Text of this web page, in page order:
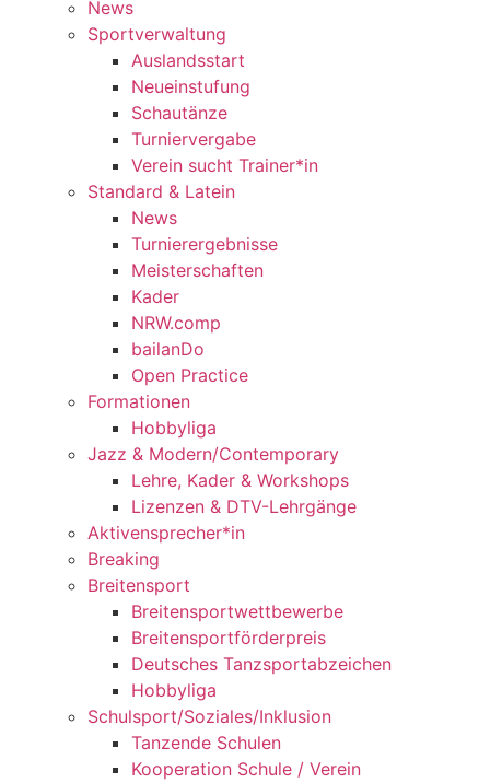
News
Sportverwaltung
Auslandsstart
Neueinstufung
Schautänze
Turniervergabe
Verein sucht Trainer*in
Standard & Latein
News
Turnierergebnisse
Meisterschaften
Kader
NRW.comp
bailanDo
Open Practice
Formationen
Hobbyliga
Jazz & Modern/Contemporary
Lehre, Kader & Workshops
Lizenzen & DTV-Lehrgänge
Aktivensprecher*in
Breaking
Breitensport
Breitensportwettbewerbe
Breitensportförderpreis
Deutsches Tanzsportabzeichen
Hobbyliga
Schulsport/Soziales/Inklusion
Tanzende Schulen
Kooperation Schule / Verein